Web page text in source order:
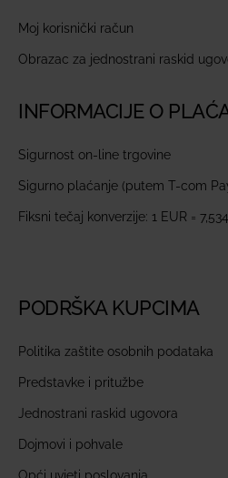
Moj korisnički račun
Obrazac za jednostrani raskid
INFORMACIJE O
Sigurnost on-line trgovine
Sigurno plaćanje (putem T-com
Fiksni tečaj konverzije: 1 EUR =
PODRŠKA KUPCIMA
Politika zaštite osobnih podataka
Predstavke i pritužbe
Jednostrani raskid ugovora
Dojmovi i pohvale